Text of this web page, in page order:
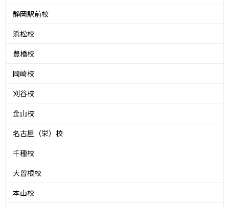
静岡駅前校
浜松校
豊橋校
岡崎校
刈谷校
金山校
名古屋（栄）校
千種校
大曽根校
本山校